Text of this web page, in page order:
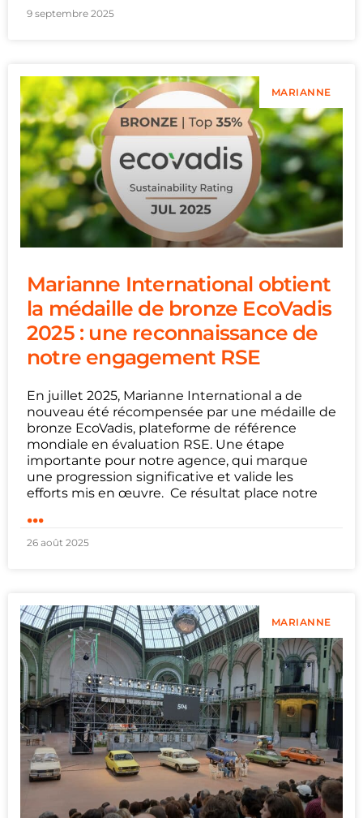
9 septembre 2025
MARIANNE
Marianne International obtient
la médaille de bronze EcoVadis
2025 : une reconnaissance de
notre engagement RSE
En juillet 2025, Marianne International a de
nouveau été récompensée par une médaille de
bronze EcoVadis, plateforme de référence
mondiale en évaluation RSE. Une étape
importante pour notre agence, qui marque
une progression significative et valide les
efforts mis en œuvre. Ce résultat place notre
...
26 août 2025
MARIANNE